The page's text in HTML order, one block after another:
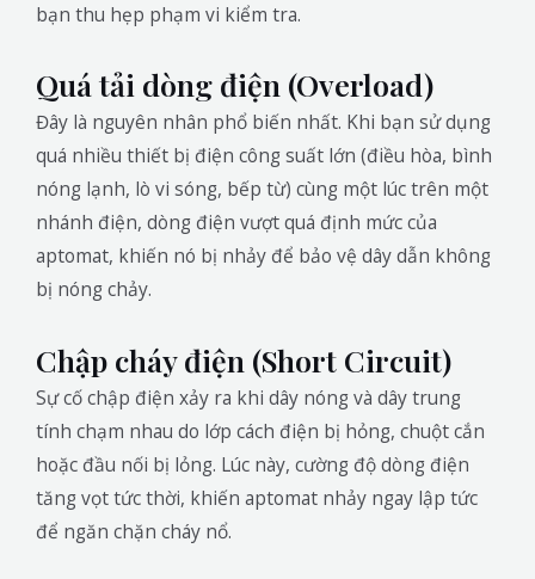
bạn thu hẹp phạm vi kiểm tra.
Quá tải dòng điện (Overload)
Đây là nguyên nhân phổ biến nhất. Khi bạn sử dụng
quá nhiều thiết bị điện công suất lớn (điều hòa, bình
nóng lạnh, lò vi sóng, bếp từ) cùng một lúc trên một
nhánh điện, dòng điện vượt quá định mức của
aptomat, khiến nó bị nhảy để bảo vệ dây dẫn không
bị nóng chảy.
Chập cháy điện (Short Circuit)
Sự cố chập điện xảy ra khi dây nóng và dây trung
tính chạm nhau do lớp cách điện bị hỏng, chuột cắn
hoặc đầu nối bị lỏng. Lúc này, cường độ dòng điện
tăng vọt tức thời, khiến aptomat nhảy ngay lập tức
để ngăn chặn cháy nổ.